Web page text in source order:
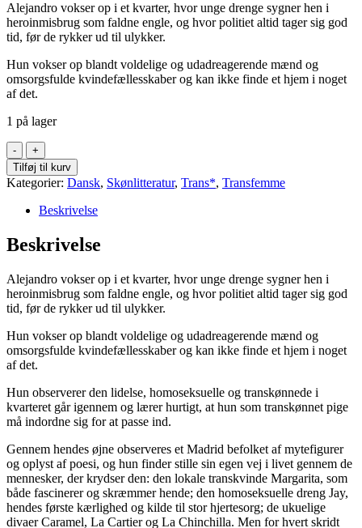
Alejandro vokser op i et kvarter, hvor unge drenge sygner hen i
heroinmisbrug som faldne engle, og hvor politiet altid tager sig god
tid, før de rykker ud til ulykker.
Hun vokser op blandt voldelige og udadreagerende mænd og
omsorgsfulde kvindefællesskaber og kan ikke finde et hjem i noget
af det.
1 på lager
Uvaner
(Paperback)
antal
Tilføj til kurv
Kategorier: Dansk, Skønlitteratur, Trans*, Transfemme
Beskrivelse
Beskrivelse
Alejandro vokser op i et kvarter, hvor unge drenge sygner hen i
heroinmisbrug som faldne engle, og hvor politiet altid tager sig god
tid, før de rykker ud til ulykker.
Hun vokser op blandt voldelige og udadreagerende mænd og
omsorgsfulde kvindefællesskaber og kan ikke finde et hjem i noget
af det.
Hun observerer den lidelse, homoseksuelle og transkønnede i
kvarteret går igennem og lærer hurtigt, at hun som transkønnet pige
må indordne sig for at passe ind.
Gennem hendes øjne observeres et Madrid befolket af mytefigurer
og oplyst af poesi, og hun finder stille sin egen vej i livet gennem de
mennesker, der krydser den: den lokale transkvinde Margarita, som
både fascinerer og skræmmer hende; den homoseksuelle dreng Jay,
hendes første kærlighed og kilde til stor hjertesorg; de ukuelige
divaer Caramel, La Cartier og La Chinchilla. Men for hvert skridt